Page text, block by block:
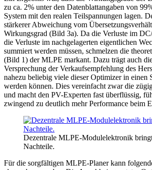
zu ca. 2% unter den Datenblattangaben von
System mit den realen Teilspannungen lagen.
stärkerer Abweichung vom
Wirkungsgrad (Bild 3a). Da die Verluste im
die Verluste im nachgelagerten eigentlichen
summiert werden müssen, schmelzen die
(Bild 1) der MLPE markant. Dazu trägt auch
Versprechung der Verkaufsempfehlung des
nahezu beliebig viele dieser Optimizer in einen
werden können. Dies vereinfacht zwar die
und macht den PV-Experten fast überflüssig,
zwingend zu deutlich mehr Performance beim
Dezentrale MLPE-Modulelektronik
Nachteile.
Für die sorgfältigen MLPE-Planer kann